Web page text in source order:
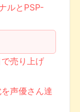
ルとPSP-
売り上げ
声優さん達